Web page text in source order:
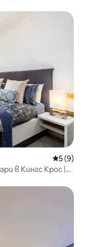
Средна
5 (9)
в Кингс Крос |